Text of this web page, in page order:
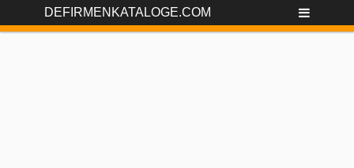
DEFIRMENKATALOGE.COM